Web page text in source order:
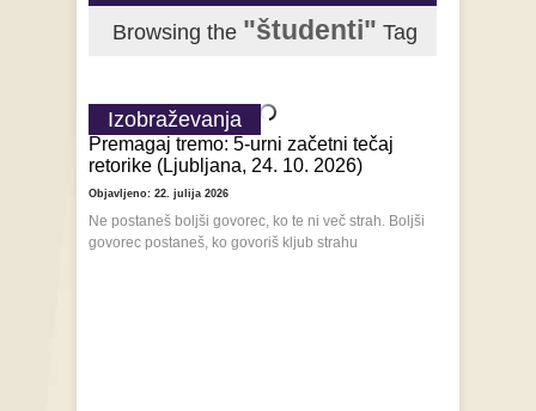
Browsing the "študenti" Tag
Izobraževanja
Premagaj tremo: 5-urni začetni tečaj
retorike (Ljubljana, 24. 10. 2026)
Objavljeno: 22. julija 2026
Ne postaneš boljši govorec, ko te ni več strah. Boljši
govorec postaneš, ko govoriš kljub strahu